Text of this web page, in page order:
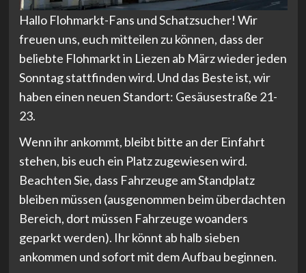
Hallo Flohmarkt-Fans und Schatzsucher! Wir
freuen uns, euch mitteilen zu können, dass der
beliebte Flohmarkt in Liezen ab März wieder jeden
Sonntag stattfinden wird. Und das Beste ist, wir
haben einen neuen Standort: Gesäusestraße 21-
23.
Wenn ihr ankommt, bleibt bitte an der Einfahrt
stehen, bis euch ein Platz zugewiesen wird.
Beachten Sie, dass Fahrzeuge am Standplatz
bleiben müssen (ausgenommen beim überdachten
Bereich, dort müssen Fahrzeuge woanders
geparkt werden). Ihr könnt ab halb sieben
ankommen und sofort mit dem Aufbau beginnen.